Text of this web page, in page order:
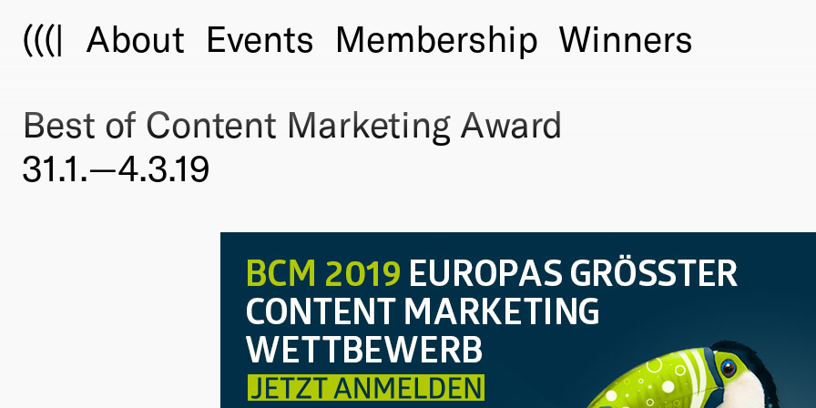
(((| About Events Membership Winners
Best of Content Marketing Award
31.1.—4.3.19